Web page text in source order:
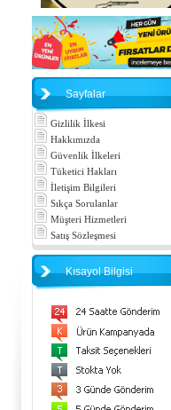
Sayfalar
Gizlilik İlkesi
Hakkımızda
Güvenlik İlkeleri
Tüketici Hakları
İletişim Bilgileri
Sıkça Sorulanlar
Müşteri Hizmetleri
Satış Sözleşmesi
Kısayol Bilgisi